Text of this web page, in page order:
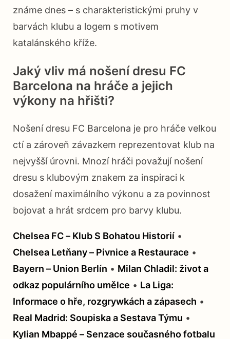
známe dnes – s charakteristickými pruhy v
barvách klubu a logem s motivem
katalánského kříže.
Jaký vliv má nošení dresu FC
Barcelona na hráče a jejich
výkony na hřišti?
Nošení dresu FC Barcelona je pro hráče velkou
ctí a zároveň závazkem reprezentovat klub na
nejvyšší úrovni. Mnozí hráči považují nošení
dresu s klubovým znakem za inspiraci k
dosažení maximálního výkonu a za povinnost
bojovat a hrát srdcem pro barvy klubu.
Chelsea FC – Klub S Bohatou Historií •
Chelsea Letňany – Pivnice a Restaurace •
Bayern – Union Berlín • Milan Chladil: život a
odkaz populárního umělce • La Liga:
Informace o hře, rozgrywkách a zápasech •
Real Madrid: Soupiska a Sestava Týmu •
Kylian Mbappé – Senzace současného fotbalu